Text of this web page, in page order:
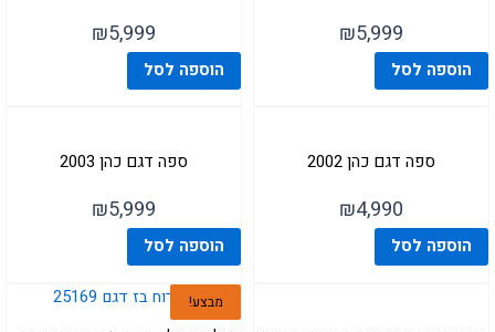
₪5,999
הוספה לסל
₪5,999
הוספה לסל
ספה דגם כהן 2002
₪4,990
הוספה לסל
ספה דגם כהן 2003
₪5,999
הוספה לסל
מבצע!